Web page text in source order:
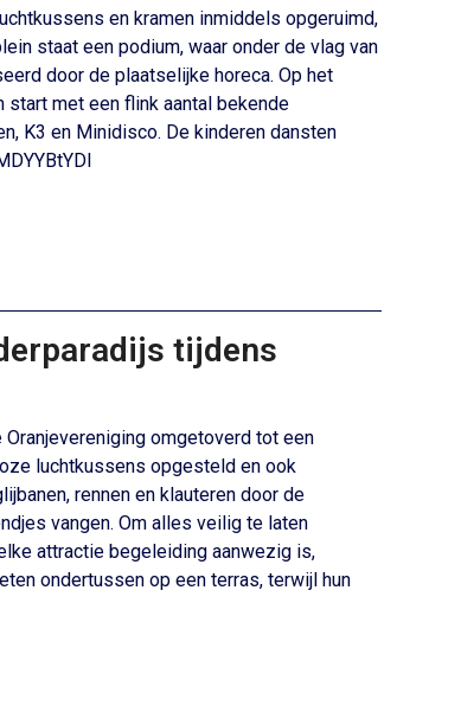
en kramen inmiddels opgeruimd,
staat een podium, waar onder de vlag van
door de plaatselijke horeca. Op het
start met een flink aantal bekende
K3 en Minidisco. De kinderen dansten
tijdens
omgetoverd tot een
luchtkussens opgesteld en ook
rennen en klauteren door de
vangen. Om alles veilig te laten
attractie begeleiding aanwezig is,
ondertussen op een terras, terwijl hun